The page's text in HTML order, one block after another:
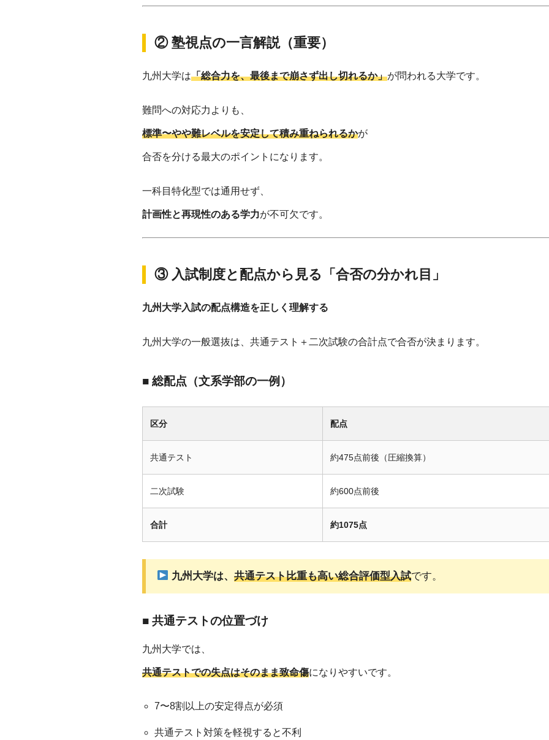
② 塾視点の一言解説（重要）
九州大学は「総合力を、最後まで崩さず出し切れるか」が問われる大学です。
難問への対応力よりも、
標準〜やや難レベルを安定して積み重ねられるかが
合否を分ける最大のポイントになります。
一科目特化型では通用せず、
計画性と再現性のある学力が不可欠です。
③ 入試制度と配点から見る「合否の分かれ目」
九州大学入試の配点構造を正しく理解する
九州大学の一般選抜は、共通テスト＋二次試験の合計点で合否が決まります。
■ 総配点（文系学部の一例）
区分 配点
共通テスト 約475点前後（圧縮換算）
二次試験 約600点前後
合計 約1075点
九州大学は、共通テスト比重も高い総合評価型入試です。
■ 共通テストの位置づけ
九州大学では、
共通テストでの失点はそのまま致命傷になりやすいです。
7〜8割以上の安定得点が必須
共通テスト対策を軽視すると不利